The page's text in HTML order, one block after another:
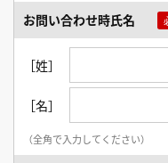
お問い合わせ時氏名
［姓］
［名］
（全角で入力してください）